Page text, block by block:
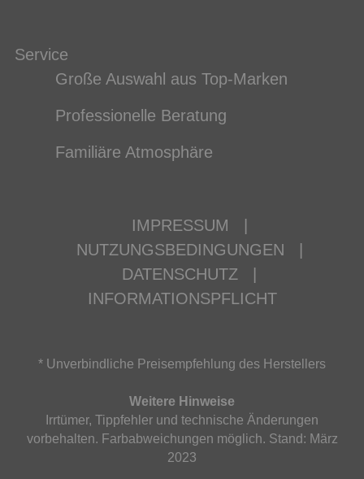
Service
Große Auswahl aus Top-Marken
Professionelle Beratung
Familiäre Atmosphäre
IMPRESSUM
NUTZUNGSBEDINGUNGEN
DATENSCHUTZ
INFORMATIONSPFLICHT
* Unverbindliche Preisempfehlung des Herstellers
Weitere Hinweise
Irrtümer, Tippfehler und technische Änderungen
vorbehalten. Farbabweichungen möglich. Stand: März
2023